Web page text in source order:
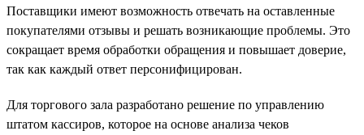
Поставщики имеют возможность отвечать на оставленные
покупателями отзывы и решать возникающие проблемы. Это
сокращает время обработки обращения и повышает доверие,
так как каждый ответ персонифицирован.
Для торгового зала разработано решение по управлению
штатом кассиров, которое на основе анализа чеков